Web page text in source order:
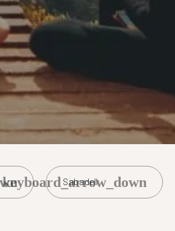
Sabadell
keyboard_arrow_down